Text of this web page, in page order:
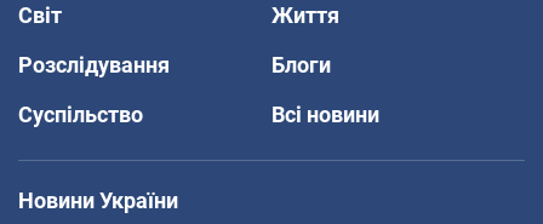
Світ
Життя
Розслідування
Блоги
Суспільство
Всі новини
Новини України